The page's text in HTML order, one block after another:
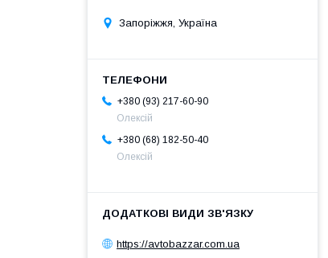
Запоріжжя, Україна
+380 (93) 217-60-90
Олексій
+380 (68) 182-50-40
Олексій
https://avtobazzar.com.ua